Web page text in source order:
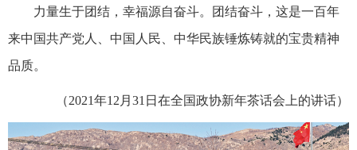
力量生于团结，幸福源自奋斗。团结奋斗，这是一百年
来中国共产党人、中国人民、中华民族锤炼铸就的宝贵精神
品质。
（2021年12月31日在全国政协新年茶话会上的讲话）